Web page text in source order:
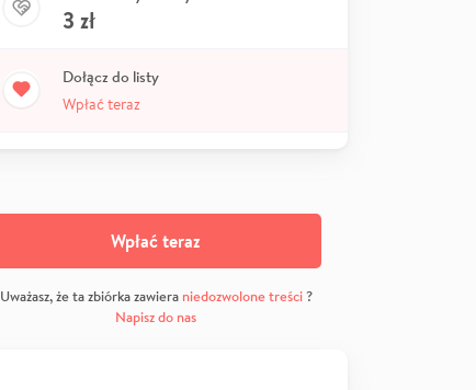
3 zł
Dołącz do listy
Wpłać teraz
Wpłać teraz
Uważasz, że ta zbiórka zawiera niedozwolone treści?
Napisz do nas